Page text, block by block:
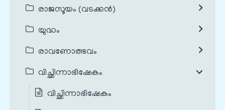
രാജസൂയം (വടക്കൻ)
യുദ്ധം
രാവണോത്ഭവം
വിച്ഛിന്നാഭിഷേകം
വിച്ഛിന്നാഭിഷേകം